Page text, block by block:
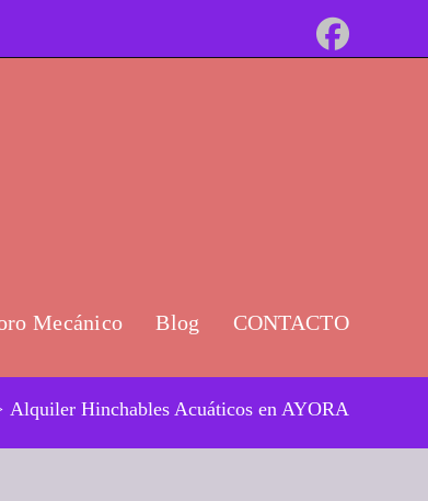
Mecánico Blog CONTACTO
Alquiler Hinchables Acuáticos en AYORA